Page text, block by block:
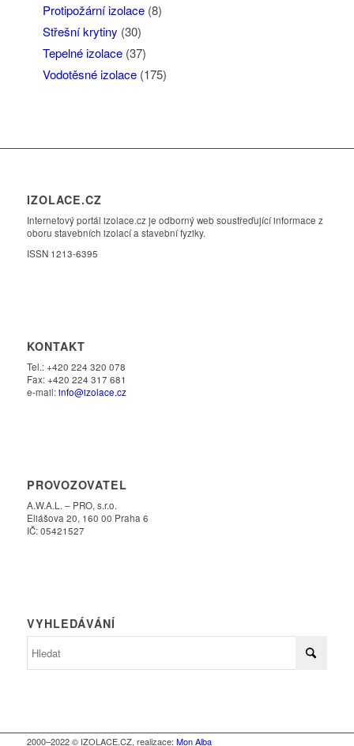
Protipožární izolace(8)
Střešní krytiny (30)
Tepelné izolace(37)
Vodotěsné izolace(175)
IZOLACE.CZ
Internetový portál izolace.cz je odborný web soustřeďující informace z
oboru stavebních izolací a stavební fyziky.
ISSN 1213-6395
KONTAKT
Tel.: +420 224 320 078
Fax: +420 224 317 681
e-mail:info@izolace.cz
PROVOZOVATEL
A.W.A.L. – PRO, s.r.o.
Eliášova 20, 160 00 Praha 6
IČ: 05421527
VYHLEDÁVÁNÍ
2000–2022 © IZOLACE.CZ, realizace: Mon Alba